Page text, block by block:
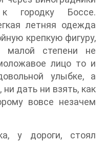
городку Боссе.
летняя одежда
крепкую фигуру,
малой степени не
лицо то и
улыбке, а
дать ни взять, как
вовсе незачем
у дороги, стоял